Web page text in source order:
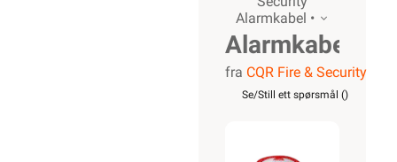
Alarmkabel •
Alarmkabel
skjermet,
fra CQR Fire & Security
Se/Still ett spørsmål ()